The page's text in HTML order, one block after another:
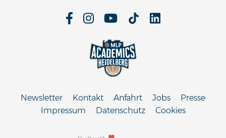
Newsletter Kontakt Anfahrt Jobs
Presse
Impressum
Datenschutz Cookies